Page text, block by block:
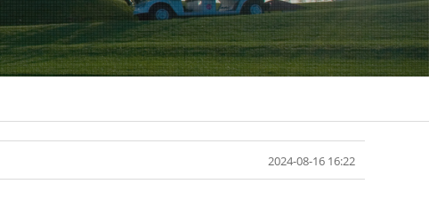
2024-08-16 16:22